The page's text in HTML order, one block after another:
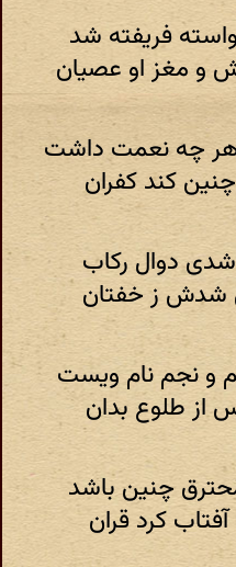
فریفته شد
مغز او عصیان
هر چه نعمت داشت
کند کفران
شدی دوال رکاب
شدش ز خفتان
و نجم نام ویست
از طلوع بدان
چنین باشد
کرد قران